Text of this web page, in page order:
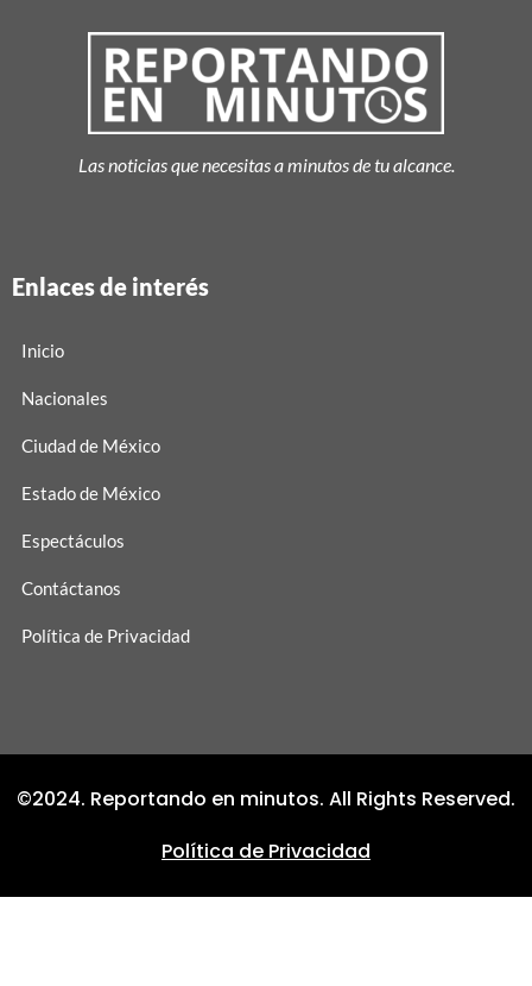
Las noticias que necesitas a minutos de tu alcance.
Enlaces de interés
Inicio
Nacionales
Ciudad de México
Estado de México
Espectáculos
Contáctanos
Política de Privacidad
©2024. Reportando en minutos. All Rights Reserved.
Política de Privacidad